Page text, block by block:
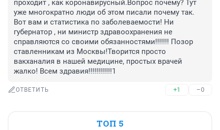
проходит , как коронавирусный.Вопрос почему? Тут
уже многократно люди об этом писали почему так.
Вот вам и статистика по заболеваемости! Ни
губернатор , ни министр здравоохранения не
справляются со своими обязанностями!!!!!!! Позор
ставленникам из Москвы!Творится просто
вакханалия в нашей медицине, простых врачей
жалко! Всем здравия!!!!!!!!!!!!1
ОТВЕТИТЬ +1 –0
ТОП 5